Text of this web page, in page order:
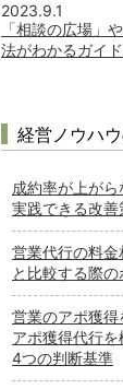
2023.9.1
「相談の広場」
法がわかるガイ
経営ノウハ
成約率が上が
実践できる改
営業代行の料
と比較する際
営業のアポ獲得
アポ獲得代行
4つの判断基準